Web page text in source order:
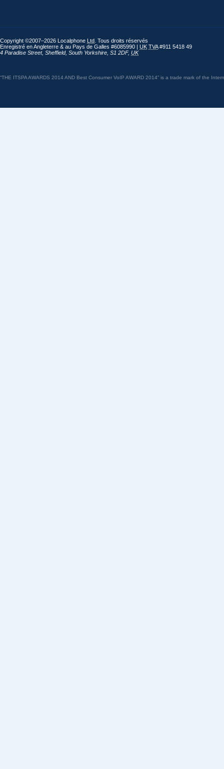
Copyright ©2007–2026 Localphone Ltd . Tous droits réservés
Enregistré en Angleterre & au Pays de Galles #6085990 | UK TVA#911 5418 49
4 Paradise Street, Sheffield, South Yorkshire S1 2DF, UK
“THE ITSPA AWARDS 2014 AND Best Consumer VoIP AWARD 2014” is a trade mark of the